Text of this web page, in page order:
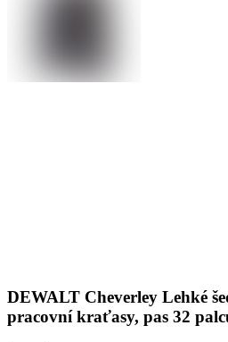
DEWALT Cheverley Lehké
pracovní kraťasy, pas 32